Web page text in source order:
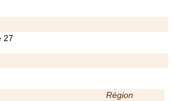
27
Région